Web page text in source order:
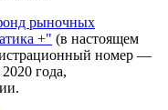
рыночных
+" (в настоящем
номер —
года,